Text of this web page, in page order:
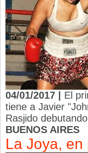
04/01/2017 | El
tiene a Javier
Rasjido
BUENOS AIRES
La Joya,